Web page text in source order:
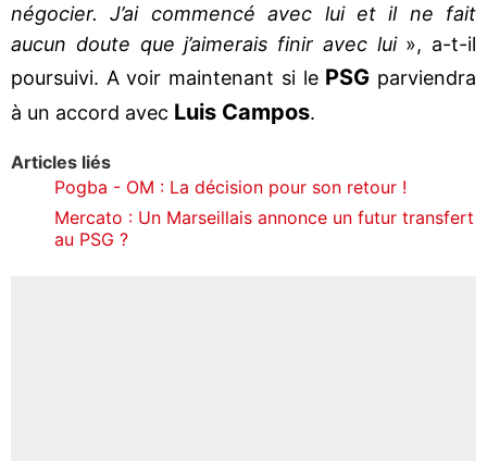
négocier. J’ai commencé avec lui et il ne fait
aucun doute que j’aimerais finir avec lui», a-t-il
poursuivi. A voir maintenant si le PSG parviendra
à un accord avec Luis Campos.
Articles liés
Pogba - OM : La décision pour son retour !
Mercato : Un Marseillais annonce un futur transfert
au PSG ?